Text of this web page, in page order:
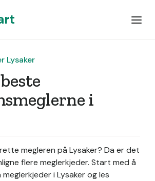
Lysaker
i
megleren på Lysaker? Da er det
flere meglerkjeder. Start med å
i Lysaker og les